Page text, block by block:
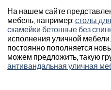
На нашем сайте
мебель, например: столы
скамейки бетонные без
исполнения уличной
постоянно пополняется
можем предложить, такую
антивандальная уличная